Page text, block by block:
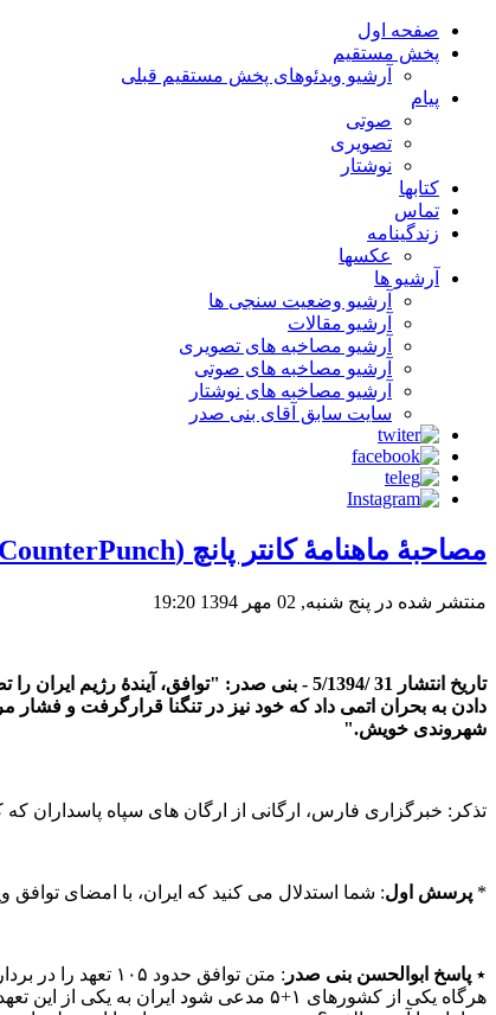
صفحه اول
پخش مستقیم
آرشیو ویدئوهای پخش مستقیم قبلی
پیام
صوتی
تصویری
نوشتار
کتابها
تماس
زندگینامه
عکسها
آرشیو ها
آرشیو وضعیت سنجی ها
آرشیو مقالات
آرشیو مصاخبه های تصویری
آرشیو مصاخبه های صوتی
آرشیو مصاخبه های نوشتار
سایت سابق آقای بنی صدر
مصاحبۀ ماهنامۀ کانتر پانچ (CounterPunch) با ابوالحسن بنی صدر در رابطه با قرارداد اتمی وین
منتشر شده در پنج شنبه, 02 مهر 1394 19:20
تاریخ انتشار 31 /5/1394 - بنی صدر: "توافق،
دادن به بحران اتمی داد که خود نیز در تنگنا قرارگرفت و فشار
شهروندی خویش."
تذکر: خبرگزاری فارس، ارگانی از ارگان های سپاه
* پرسش اول: شما استدلال می‌ کنید که ایران، با امضای
٭ پاسخ ابوالحسن بنی‌ صدر : متن توافق حدود ۱۰۵ تعهد را در
هرگاه یکی از کشورهای ۱+۵
مدعی شود ایران به یکی از این